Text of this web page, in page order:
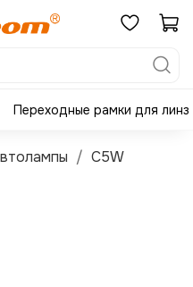
Переходные рамки для линз
C5W